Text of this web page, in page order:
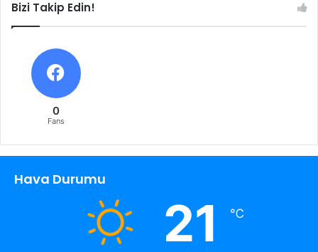
Bizi Takip Edin!
0
Fans
Hava Durumu
21 ℃